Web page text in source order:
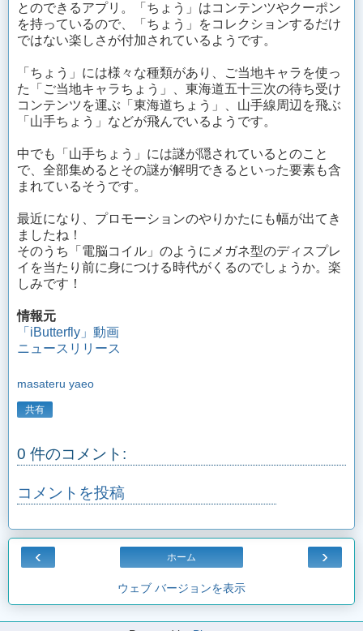
とのできるアプリ。「ちょう」はコンテンツやクーポン
を持っているので、「ちょう」をコレクションするだけ
ではない楽しさが付加されているようです。
「ちょう」には様々な種類があり、ご当地キャラを使っ
た「ご当地キャラちょう」、東海道五十三次の待ち受け
コンテンツを運ぶ「東海道ちょう」、山手線周辺を飛ぶ
「山手ちょう」などが飛んでいるようです。
中でも「山手ちょう」には謎が隠されているとのこと
で、全部集めるとその謎が解明できるといった要素も含
まれているそうです。
最近になり、プロモーションのやりかたにも幅が出てき
ましたね！
そのうち「電脳コイル」のようにメガネ型のディスプレ
イを当たり前に身につける時代がくるのでしょうか。楽
しみです！
情報元
「iButterfly」動画
ニュースリリース
masateru yaeo
共有
0 件のコメント:
コメントを投稿
‹ ›
ホーム
ウェブ バージョンを表示